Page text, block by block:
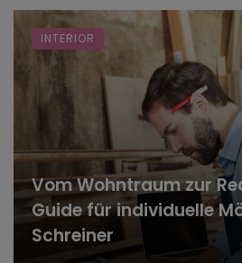
Vom Wohntraum zur
Guide für individuelle
Schreiner
INTERIOR